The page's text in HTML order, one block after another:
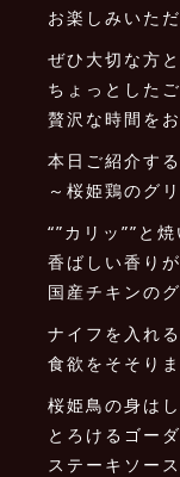
お楽しみいた
ぜひ大切な方
ちょっとした
贅沢な時間を
本日ご紹介す
～桜姫鶏のグ
“”カリッ””と
香ばしい香り
国産チキンのグ
ナイフを入れ
食欲をそそりま
桜姫鳥の身は
とろけるゴー
ステーキソー